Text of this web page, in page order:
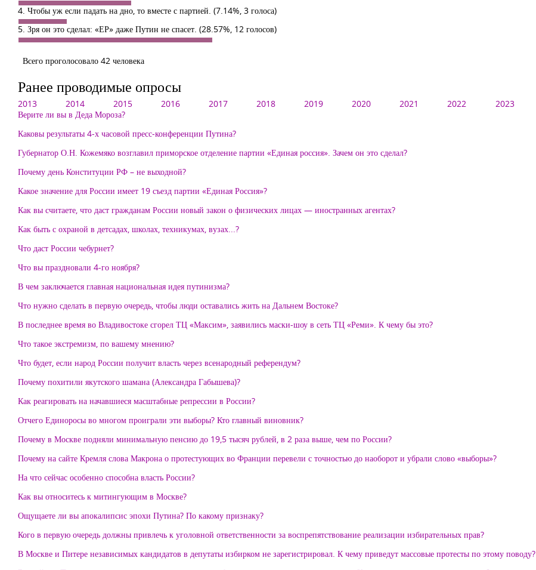
4. Чтобы уж если падать на дно, то вместе с партией. (7.14%, 3 голоса)
5. Зря он это сделал: «ЕР» даже Путин не спасет. (28.57%, 12 голосов)
Всего проголосовало 42 человека
Ранее проводимые опросы
2013 2014 2015 2016 2017 2018 2019 2020 2021 2022 2023
Верите ли вы в Деда Мороза?
Каковы результаты 4-х часовой пресс-конференции Путина?
Губернатор О.Н. Кожемяко возглавил приморское отделение партии «Единая россия». Зачем он это сделал?
Почему день Конституции РФ – не выходной?
Какое значение для России имеет 19 съезд партии «Единая Россия»?
Как вы считаете, что даст гражданам России новый закон о физических лицах — иностранных агентах?
Как быть с охраной в детсадах, школах, техникумах, вузах...?
Что даст России чебурнет?
Что вы праздновали 4-го ноября?
В чем заключается главная национальная идея путинизма?
Что нужно сделать в первую очередь, чтобы люди оставались жить на Дальнем Востоке?
В последнее время во Владивостоке сгорел ТЦ «Максим», заявились маски-шоу в сеть ТЦ «Реми». К чему бы это?
Что такое экстремизм, по вашему мнению?
Что будет, если народ России получит власть через всенародный референдум?
Почему похитили якутского шамана (Александра Габышева)?
Как реагировать на начавшиеся масштабные репрессии в России?
Отчего Единоросы во многом проиграли эти выборы? Кто главный виновник?
Почему в Москве подняли минимальную пенсию до 19,5 тысяч рублей, в 2 раза выше, чем по России?
Почему на сайте Кремля слова Макрона о протестующих во Франции перевели с точностью до наоборот и убрали слово «выборы»?
На что сейчас особенно способна власть России?
Как вы относитесь к митингующим в Москве?
Ощущаете ли вы апокалипсис эпохи Путина? По какому признаку?
Кого в первую очередь должны привлечь к уголовной ответственности за воспрепятствование реализации избирательных прав?
В Москве и Питере независимых кандидатов в депутаты избирком не зарегистрировал. К чему приведут массовые протесты по этому поводу?